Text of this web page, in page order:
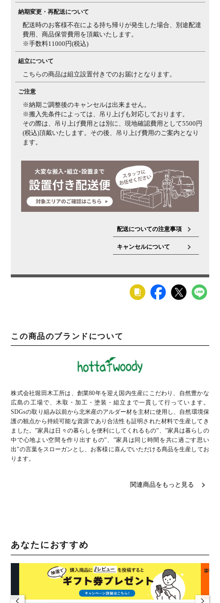
生産国
梱包数 1箱
梱包サイズ
(約)
梱包重量 19kg
納期変更・再配送について
配送時のお客様不在による持ち帰りが発生した場合、別途配達
費用、商品保管費用を頂戴いたします。
※手数料11000円(税込)
組立について
こちらの商品は組立設置付きでのお届けとなります。
ご注意
※納期ご調整後のキャンセルは出来ません。
※搬入先条件によっては、吊り上げも対応しております。
その際は、吊り上げ費用とは別に、現地確認費用として5500円
(税込)頂戴いたします。その後、吊り上げ費用のご案内となり
ます。
配送についての注意事項
キャンセルについて
この商品のブランドについて
株式会社堀田木工所は、創業80年を迎え国内生産にこだわり、自然豊かな
広島の工場で、木取・加工・塗装・組立まで一貫して行っています。
SDGsの取り組み以前から北米産のアルダー材を主材に使用し、自然環境保
護の観点から持続可能な資源であり合法性も証明された材料で生産してき
ました。”家具は日々の暮らしを便利にしてくれるもの”、”家具は暮らしの
中で心地よい空間を作り出すもの”、”家具は同じ時間を共に過ごす思い
出”の言葉をスローガンとし、お客様に喜んでいただける商品を生産してお
ります。
関連商品をもっと見る
あなたにおすすめ